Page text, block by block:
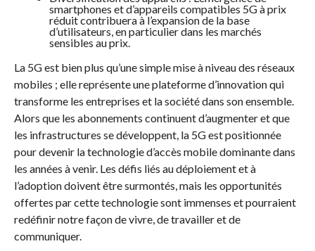
smartphones et d’appareils compatibles 5G à prix
réduit contribuera à l’expansion de la base
d’utilisateurs, en particulier dans les marchés
sensibles au prix.
La 5G est bien plus qu’une simple mise à niveau des réseaux
mobiles ; elle représente une plateforme d’innovation qui
transforme les entreprises et la société dans son ensemble.
Alors que les abonnements continuent d’augmenter et que
les infrastructures se développent, la 5G est positionnée
pour devenir la technologie d’accès mobile dominante dans
les années à venir. Les défis liés au déploiement et à
l’adoption doivent être surmontés, mais les opportunités
offertes par cette technologie sont immenses et pourraient
redéfinir notre façon de vivre, de travailler et de
communiquer.